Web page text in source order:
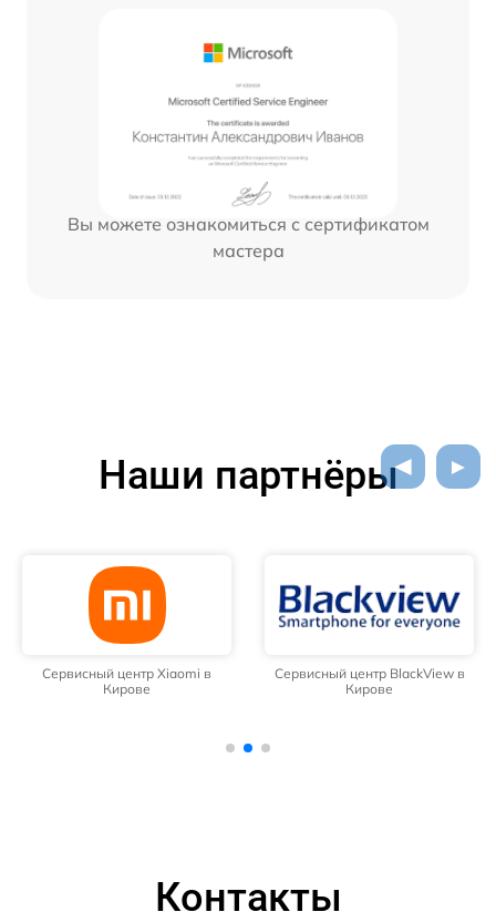
Вы можете ознакомиться с сертификатом
мастера
Наши партнёры
Сервисный центр Xiaomi в
Кирове
Сервисный центр BlackView в
Кирове
Контакты